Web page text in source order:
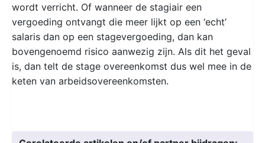
wordt verricht. Of wanneer de stagiair een
vergoeding ontvangt die meer lijkt op een ‘echt’
salaris dan op een stagevergoeding, dan kan
bovengenoemd risico aanwezig zijn. Als dit het geval
is, dan telt de stage overeenkomst dus wel mee in de
keten van arbeidsovereenkomsten.